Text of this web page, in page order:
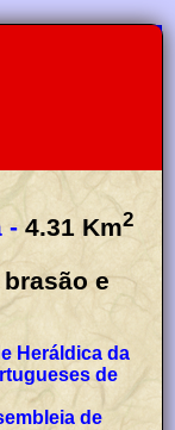
- 4.31 Km2
e
Heráldica da
de
de